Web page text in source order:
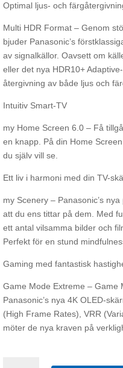
Optimal ljus- och
Multi HDR Format – Genom
bjuder Panasonic’s
av signalkällor. Oavsett om
eller det nya HDR10+
återgivning av både ljus och
Intuitiv Smart-TV
my Home Screen 6.0 – Få
en knapp. På din Home
du själv vill se.
Ett liv i harmoni med din TV-
my Scenery – Panasonic’s
att du ens tittar på dem. Med
ett antal vilsamma bilder och
Perfekt för en stund
Gaming med fantastisk
Game Mode Extreme – Game
Panasonic’s nya 4K OLED-
(High Frame Rates), VRR
möter de nya kraven på